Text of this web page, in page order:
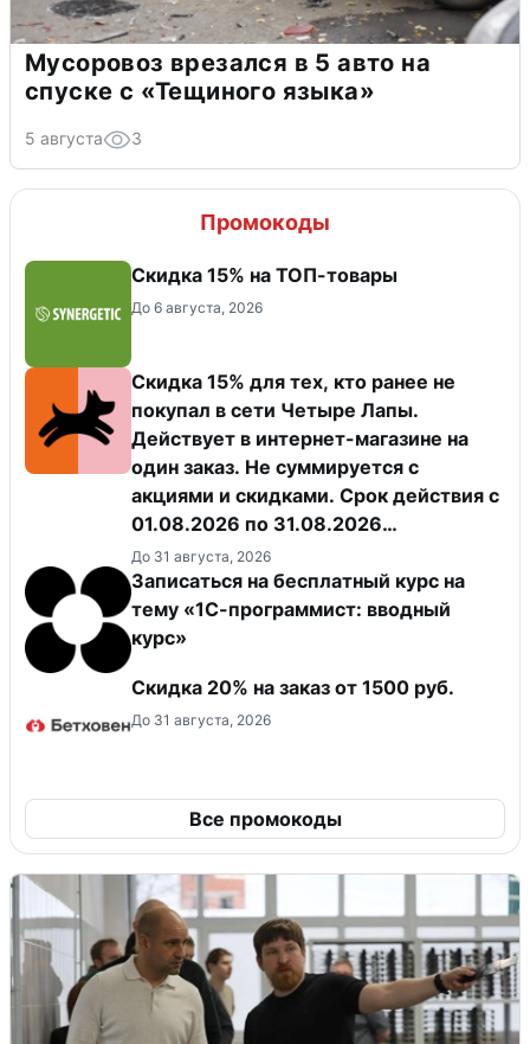
Мусоровоз врезался в 5 авто на
спуске с «Тещиного языка»
5 августа 3
Промокоды
Скидка 15% на ТОП-товары
До 6 августа, 2026
Скидка 15% для тех, кто ранее не
покупал в сети Четыре Лапы.
Действует в интернет-магазине на
один заказ. Не суммируется с
акциями и скидками. Срок действия с
01.08.2026 по 31.08.2026
(включительно).
До 31 августа, 2026
Записаться на бесплатный курс на
тему «1С-программист: вводный
курс»
Скидка 20% на заказ от 1500 руб.
До 31 августа, 2026
Все промокоды